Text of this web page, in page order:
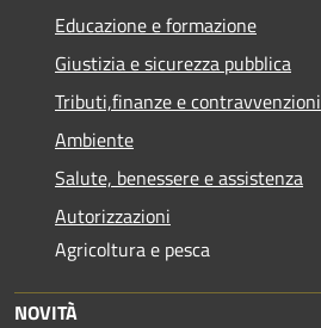
Educazione e formazione
Giustizia e sicurezza pubblica
Tributi,finanze e contravvenzioni
Ambiente
Salute, benessere e assistenza
Autorizzazioni
Agricoltura e pesca
NOVITÀ